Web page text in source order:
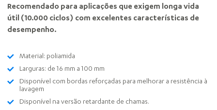
Recomendado para aplicações que exigem longa vida
útil (10.000 ciclos) com excelentes características de
desempenho.
Material: poliamida
Larguras: de 16 mm a 100 mm
Disponível com bordas reforçadas para melhorar a resistência à
lavagem
Disponível na versão retardante de chamas.